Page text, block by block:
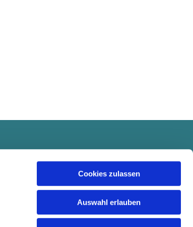
Cookies zulassen
Auswahl erlauben